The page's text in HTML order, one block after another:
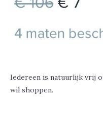
Iedereen is natuurlijk vrij
wil shoppen.